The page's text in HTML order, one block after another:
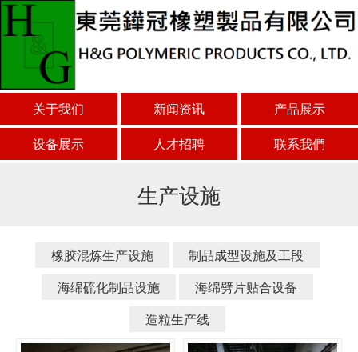
关于我们 新闻资讯
产品展示
设备展示
人才招聘 联系我們
生产设施
橡胶混炼生产设施
制品成型设施及工段
海绵硫化制品设施
海绵劈片贴合设备
造粒生产线